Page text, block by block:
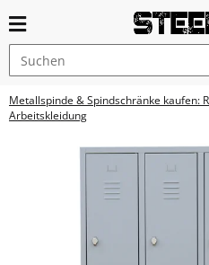
Metallspinde & Spindschränke kaufen:
Arbeitskleidung